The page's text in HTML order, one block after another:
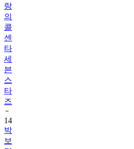
랑
의
콜
센
타
세
븐
스
타
즈
14
박
보